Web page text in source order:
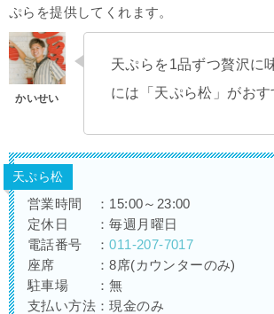
ぷらを提供してくれます。
天ぷらを1品ずつ贅沢に
には「天ぷら松」がおす
天ぷら松
営業時間 ：15:00～23:00
定休日 ：毎週月曜日
電話番号 ：011-207-7017
座席 ：8席(カウンターのみ)
駐車場 ：無
支払い方法：現金のみ